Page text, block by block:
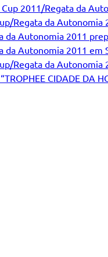
2011/Regata da
Regata da Autonomia
da Autonomia 2011
da Autonomia 2011 em
Regata da Autonomia
CIDADE DA